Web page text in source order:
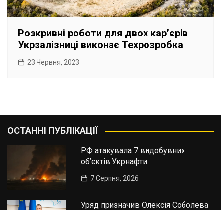
Розкривні роботи для двох карʼєрів
Укрзалізниці виконає Техрозробка
23 Червня, 2023
ОСТАННІ ПУБЛІКАЦІЇ
РФ атакувала 7 видобувних
об’єктів Укрнафти
7 Серпня, 2026
Уряд призначив Олексія Соболева